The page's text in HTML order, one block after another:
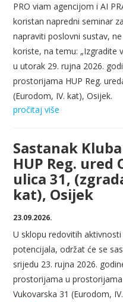
PRO viam agencijom i AI
koristan napredni seminar
napraviti poslovni sustav,
koriste, na temu: „Izgradite
u utorak 29. rujna 2026.
prostorijama HUP Reg.
(Eurodom, IV. kat), Osijek.
pročitaj više
Sastanak
HUP Reg. ured
ulica 31,
kat), Osijek
23.09.2026.
U sklopu redovitih
potencijala, održat će se
srijedu 23. rujna 2026.
prostorijama u prostorijama
Vukovarska 31 (Eurodom,